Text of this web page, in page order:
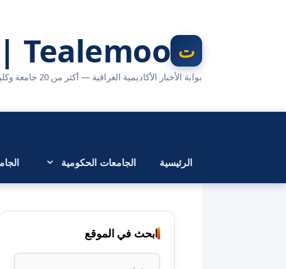
Tealemoo | تعليمو
بوابة الأخبار الأكاديمية العراقية — أكثر من 20 جامعة وكلية في مكان واحد
الرئيسية الجامعات الحكومية
ابحث في الموقع
البحث